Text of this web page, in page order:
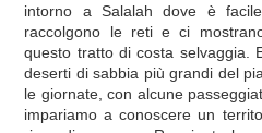
intorno a Salalah dove è
raccolgono le reti e ci
questo tratto di costa selvaggia.
deserti di sabbia più grandi del
le giornate, con alcune
impariamo a conoscere un